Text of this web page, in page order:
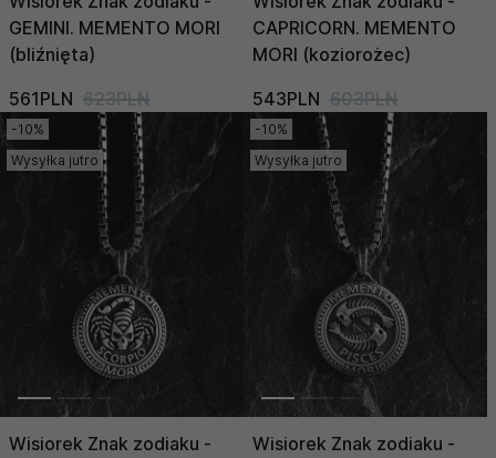
GEMINI. MEMENTO MORI
(bliźnięta)
561PLN 623PLN
CAPRICORN. MEMENTO
MORI (koziorożec)
543PLN 603PLN
-10%
Wysyłka jutro
Wisiorek Znak zodiaku -
-10%
Wysyłka jutro
Wisiorek Znak zodiaku -